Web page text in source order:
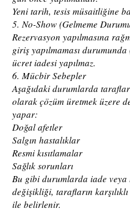
Yeni tarih, tesis müsaitliğine
5. No-Show (Gelmeme
Rezervasyon yapılmasına
giriş yapılmaması
ücret iadesi yapılmaz.
6. Mücbir Sebepler
Aşağıdaki durumlarda taraflar
olarak çözüm üretmek üzere
yapar:
Doğal afetler
Salgın hastalıklar
Resmi kısıtlamalar
Sağlık sorunları
Bu gibi durumlarda iade veya
değişikliği, tarafların
ile belirlenir.